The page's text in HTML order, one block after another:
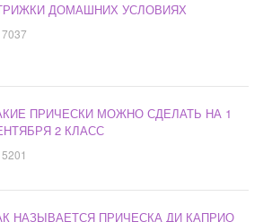
ДОМАШНИХ УСЛОВИЯХ
7037
ПРИЧЕСКИ МОЖНО СДЕЛАТЬ НА 1
2 КЛАСС
5201
НАЗЫВАЕТСЯ ПРИЧЕСКА ДИ КАПРИО